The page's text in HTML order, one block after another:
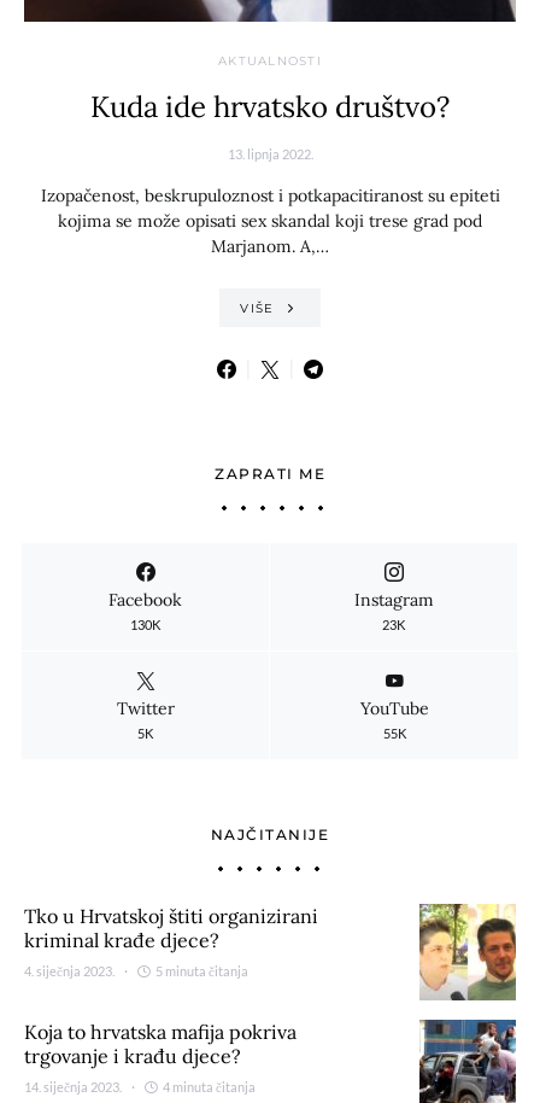
AKTUALNOSTI
Kuda ide hrvatsko društvo?
13. lipnja 2022.
Izopačenost, beskrupuloznost i potkapacitiranost su epiteti
kojima se može opisati sex skandal koji trese grad pod
Marjanom. A,…
VIŠE
ZAPRATI ME
Facebook
130K
Instagram
23K
Twitter
5K
YouTube
55K
NAJČITANIJE
Tko u Hrvatskoj štiti organizirani
kriminal krađe djece?
4. siječnja 2023. 5 minuta čitanja
Koja to hrvatska mafija pokriva
trgovanje i krađu djece?
14. siječnja 2023. 4 minuta čitanja